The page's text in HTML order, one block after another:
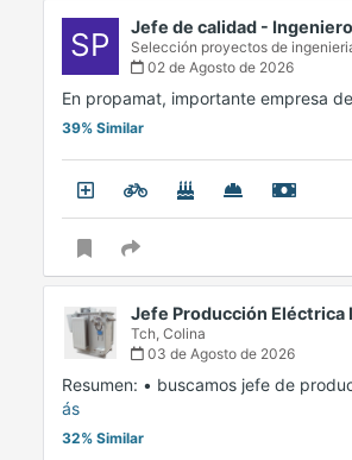
SP Jefe de calidad -
Selección proyectos de
02 de Agosto de 2026
En propamat, importante empresa
39% Similar
Jefe Producción
Tch, Colina
03 de Agosto de 2026
Resumen: • buscamos jefe de
ás
32% Similar